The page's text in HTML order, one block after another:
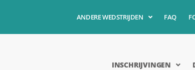
ANDERE WEDSTRIJDEN FAQ
INSCHRIJVINGEN